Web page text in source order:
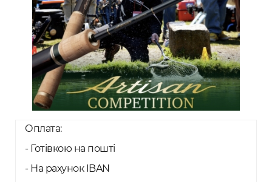
Оплата:
- Готівкою на пошті
- На рахунок IBAN